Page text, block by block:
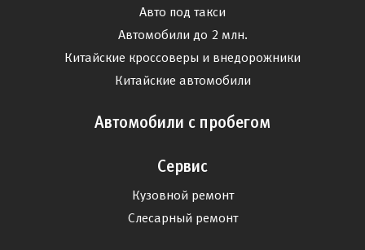
Авто под такси
Автомобили до 2 млн.
Китайские кроссоверы и внедорожники
Китайские автомобили
Автомобили с пробегом
Сервис
Кузовной ремонт
Слесарный ремонт